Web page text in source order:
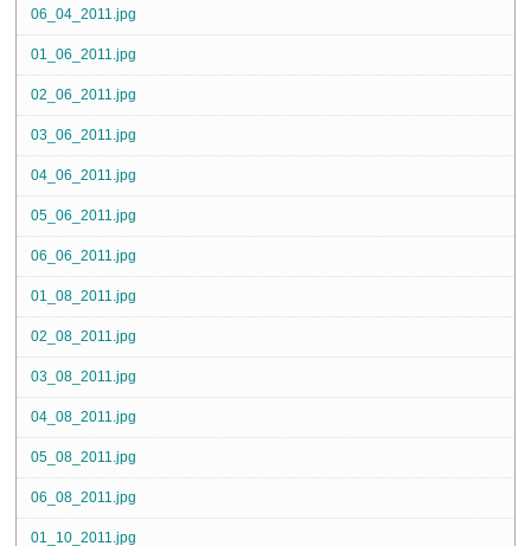
06_04_2011.jpg
01_06_2011.jpg
02_06_2011.jpg
03_06_2011.jpg
04_06_2011.jpg
05_06_2011.jpg
06_06_2011.jpg
01_08_2011.jpg
02_08_2011.jpg
03_08_2011.jpg
04_08_2011.jpg
05_08_2011.jpg
06_08_2011.jpg
01_10_2011.jpg